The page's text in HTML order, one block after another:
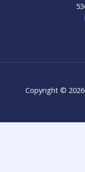
Copyright ©